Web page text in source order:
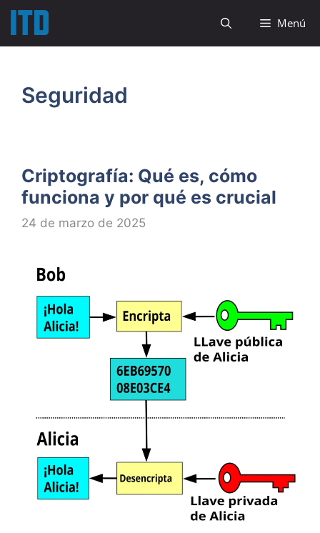
Saltar
contenido
Menú
Seguridad
Criptografía: Qué es, cómo
funciona y por qué es crucial
24 de marzo de 2025